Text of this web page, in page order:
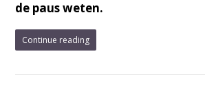
de paus weten.
Continue reading